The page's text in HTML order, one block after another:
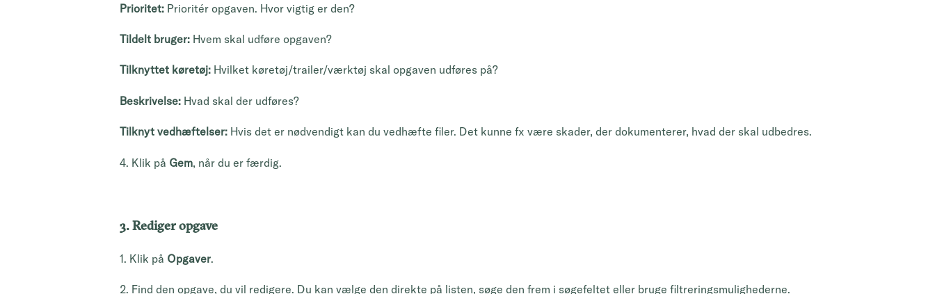
Prioritet: Prioritér opgaven. Hvor vigtig er den?
Tildelt bruger: Hvem skal udføre opgaven?
Tilknyttet køretøj: Hvilket køretøj/trailer/værktøj skal opgaven udføres på?
Beskrivelse: Hvad skal der udføres?
Tilknyt vedhæftelser: Hvis det er nødvendigt kan du vedhæfte filer. Det kunne fx være skader, der dokumenterer, hvad der skal udbedres.
4. Klik på Gem, når du er færdig.
3. Rediger opgave
1. Klik på Opgaver.
2. Find den opgave, du vil redigere. Du kan vælge den direkte på listen, søge den frem i søgefeltet eller bruge filtreringsmulighederne.